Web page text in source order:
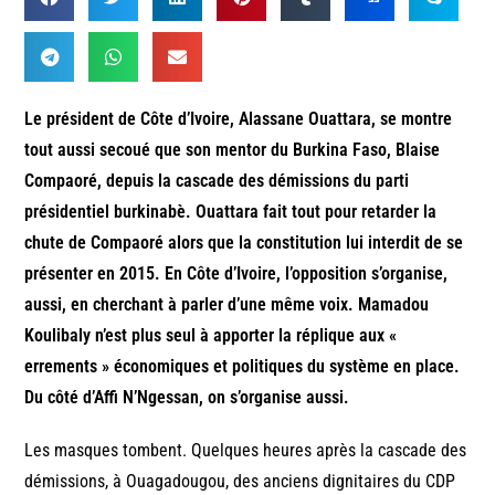
Le président de Côte d’Ivoire, Alassane Ouattara, se montre
tout aussi secoué que son mentor du Burkina Faso, Blaise
Compaoré, depuis la cascade des démissions du parti
présidentiel burkinabè. Ouattara fait tout pour retarder la
chute de Compaoré alors que la constitution lui interdit de se
présenter en 2015. En Côte d’Ivoire, l’opposition s’organise,
aussi, en cherchant à parler d’une même voix. Mamadou
Koulibaly n’est plus seul à apporter la réplique aux «
errements » économiques et politiques du système en place.
Du côté d’Affi N’Ngessan, on s’organise aussi.
Les masques tombent. Quelques heures après la cascade des
démissions, à Ouagadougou, des anciens dignitaires du CDP